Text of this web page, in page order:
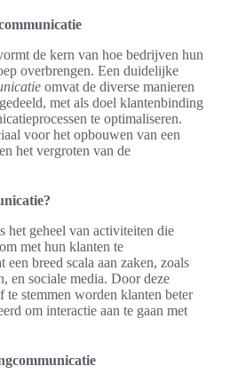
de kern van hoe bedrijven hun
overbrengen. Een duidelijke
omvat de diverse manieren
met als doel klantenbinding
te optimaliseren.
voor het opbouwen van een
het vergroten van de
het geheel van activiteiten die
met hun klanten te
breed scala aan zaken, zoals
en sociale media. Door deze
te stemmen worden klanten beter
om interactie aan te gaan met